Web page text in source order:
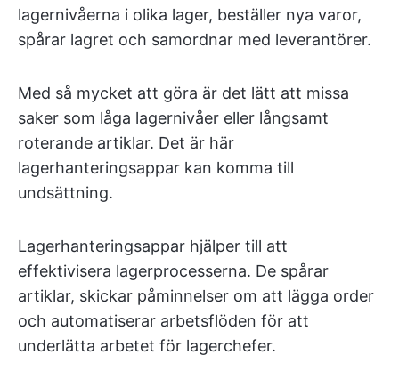
lagernivåerna i olika lager, beställer nya varor,
spårar lagret och samordnar med leverantörer.
Med så mycket att göra är det lätt att missa
saker som låga lagernivåer eller långsamt
roterande artiklar. Det är här
lagerhanteringsappar kan komma till
undsättning.
Lagerhanteringsappar hjälper till att
effektivisera lagerprocesserna. De spårar
artiklar, skickar påminnelser om att lägga order
och automatiserar arbetsflöden för att
underlätta arbetet för lagerchefer.